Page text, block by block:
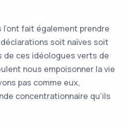
fait également prendre
soit naïves soit
de ces idéologues verts de
nous empoisonner la vie
pas comme eux,
concentrationnaire qu’ils